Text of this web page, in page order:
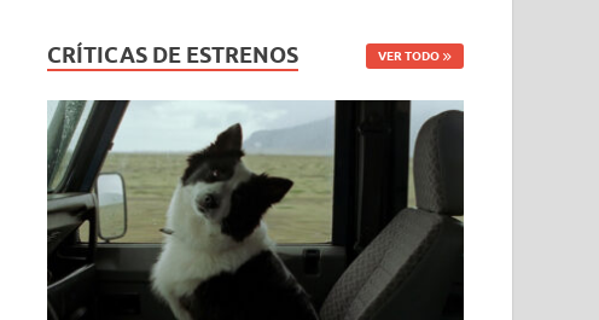
CRÍTICAS DE ESTRENOS VER TODO